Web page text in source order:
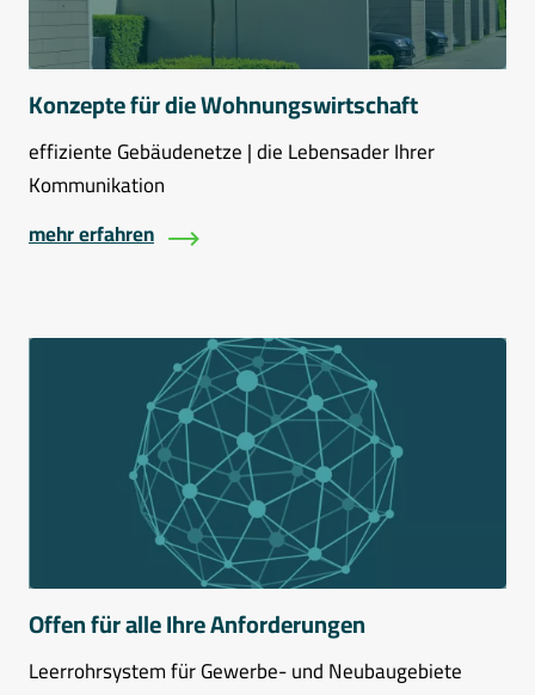
Konzepte für die Wohnungswirtschaft
effiziente Gebäudenetze | die Lebensader Ihrer
Kommunikation
mehr erfahren
Offen für alle Ihre Anforderungen
Leerrohrsystem für Gewerbe- und Neubaugebiete